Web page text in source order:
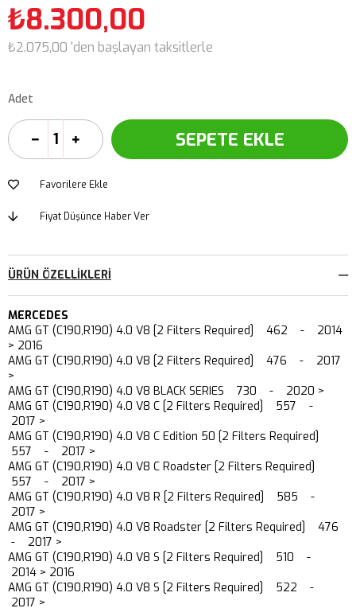
₺8.300,00
₺2.075,00 'den başlayan taksitlerle
Adet
Favorilere Ekle
Fiyat Düşünce Haber Ver
ÜRÜN ÖZELLIKLERI
MERCEDES
AMG GT (C190,R190) 4.0 V8 [2 Filters Required] 462 - 2014
> 2016
AMG GT (C190,R190) 4.0 V8 [2 Filters Required] 476 - 2017
>
AMG GT (C190,R190) 4.0 V8 BLACK SERIES 730 - 2020 >
AMG GT (C190,R190) 4.0 V8 C [2 Filters Required] 557 -
2017 >
AMG GT (C190,R190) 4.0 V8 C Edition 50 [2 Filters Required]
557 - 2017 >
AMG GT (C190,R190) 4.0 V8 C Roadster [2 Filters Required]
557 - 2017 >
AMG GT (C190,R190) 4.0 V8 R [2 Filters Required] 585 -
2017 >
AMG GT (C190,R190) 4.0 V8 Roadster [2 Filters Required] 476
- 2017 >
AMG GT (C190,R190) 4.0 V8 S [2 Filters Required] 510 -
2014 > 2016
AMG GT (C190,R190) 4.0 V8 S [2 Filters Required] 522 -
2017 >